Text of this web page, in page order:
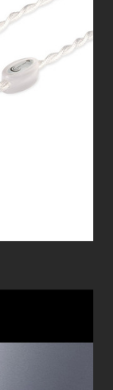
設計感，可